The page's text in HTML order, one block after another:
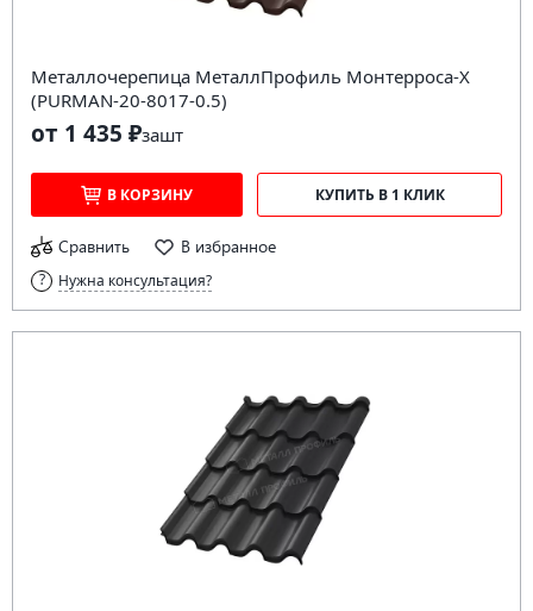
Металлочерепица МеталлПрофиль Монтерроса-X
(PURMAN-20-8017-0.5)
от 1 435 ₽зашт
В КОРЗИНУ КУПИТЬ В 1 КЛИК
Сравнить В избранное
Нужна консультация?